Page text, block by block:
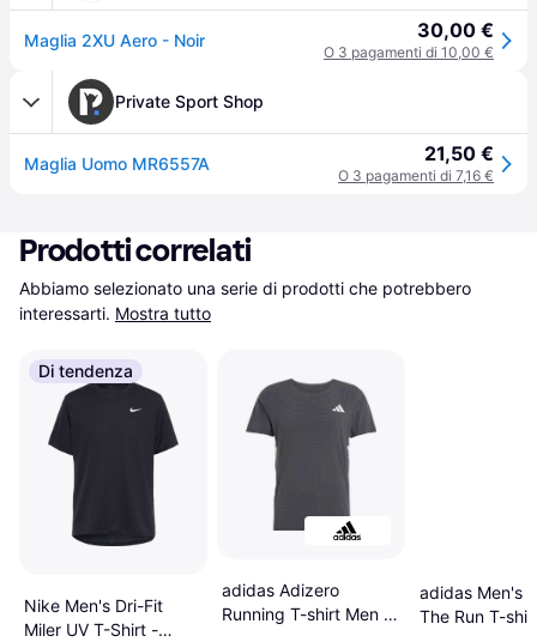
Maglia 2XU Aero - Noir 30,00 €
O 3 pagamenti di 10,00 €
Private Sport Shop
Maglia Uomo MR6557A 21,50 €
O 3 pagamenti di 7,16 €
Prodotti correlati
Abbiamo selezionato una serie di prodotti che potrebbero
interessarti. Mostra tutto
Di tendenza
Nike Men's Dri-Fit
Miler UV T-Shirt -
adidas Adizero
Running T-shirt Men -
adidas Men's
The Run T-